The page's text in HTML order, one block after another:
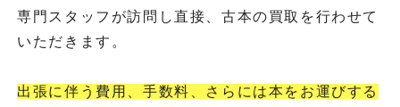
専門スタッフが訪問し直接、古本の買取を行わせて
いただきます。
出張に伴う費用、手数料、さらには本をお運びする